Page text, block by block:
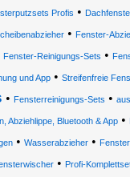
Profis •
• Fenster-
Fenster-Reinigungs-Sets •
und App• Streifenfreie
• Fensterreinigungs-Sets •
Abziehlippe, Bluetooth & App•
• Wasserabzieher •
• Profi-